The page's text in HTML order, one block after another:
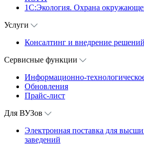
1С:Экология. Охрана
Услуги
Консалтинг и внедрение решений
Сервисные функции
Информационно-
Обновления
Прайс-лист
Для ВУЗов
Электронная поставка для
заведений